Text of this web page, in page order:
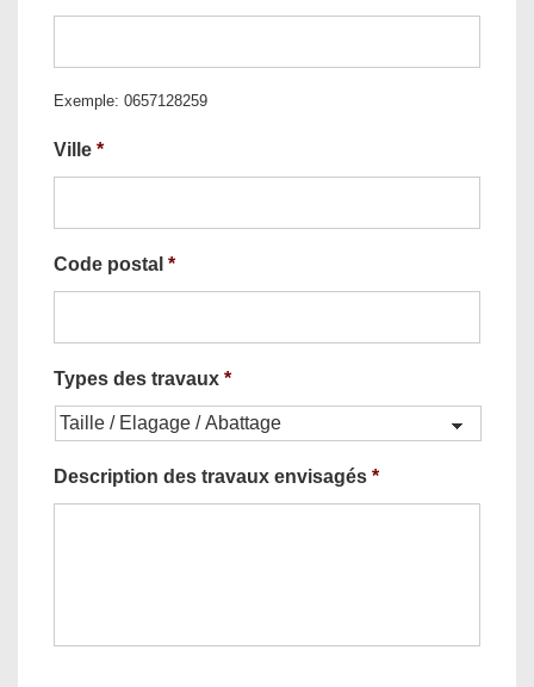
Exemple: 0657128259
Ville *
Code postal *
Types des travaux *
Description des travaux envisagés *